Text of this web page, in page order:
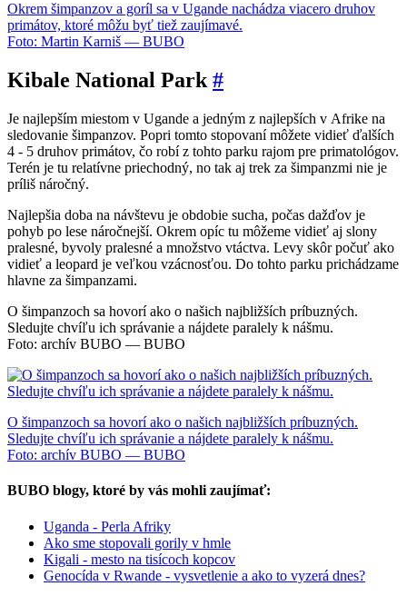
Okrem šimpanzov a goríl sa v Ugande nachádza viacero druhov
primátov, ktoré môžu byť tiež zaujímavé.
Foto: Martin Karniš — BUBO
Kibale National Park #
Je najlepším miestom v Ugande a jedným z najlepších v Afrike na
sledovanie šimpanzov. Popri tomto stopovaní môžete vidieť ďalších
4 - 5 druhov primátov, čo robí z tohto parku rajom pre primatológov.
Terén je tu relatívne priechodný, no tak aj trek za šimpanzmi nie je
príliš náročný.
Najlepšia doba na návštevu je obdobie sucha, počas dažďov je
pohyb po lese náročnejší. Okrem opíc tu môžeme vidieť aj slony
pralesné, byvoly pralesné a množstvo vtáctva. Levy skôr počuť ako
vidieť a leopard je veľkou vzácnosťou. Do tohto parku prichádzame
hlavne za šimpanzami.
O šimpanzoch sa hovorí ako o našich najbližších príbuzných.
Sledujte chvíľu ich správanie a nájdete paralely k nášmu.
Foto: archív BUBO — BUBO
O šimpanzoch sa hovorí ako o našich najbližších príbuzných.
Sledujte chvíľu ich správanie a nájdete paralely k nášmu.
Foto: archív BUBO — BUBO
BUBO blogy, ktoré by vás mohli zaujímať:
Uganda - Perla Afriky
Ako sme stopovali gorily v hmle
Kigali - mesto na tisícoch kopcov
Genocída v Rwande - vysvetlenie a ako to vyzerá dnes?